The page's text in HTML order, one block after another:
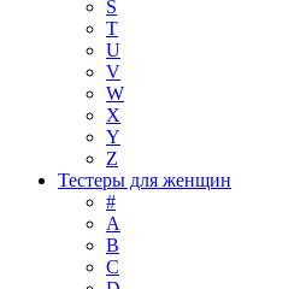
S
T
U
V
W
X
Y
Z
Тестеры для женщин
#
A
B
C